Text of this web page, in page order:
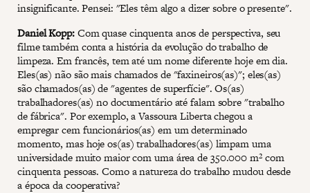
insignificante. Pensei: "Eles têm algo a dizer sobre o presente".
Daniel Kopp:Com quase cinquenta anos de perspectiva, seu
filme também conta a história da evolução do trabalho de
limpeza. Em francês, tem até um nome diferente hoje em dia.
Eles(as) não são mais chamados de "faxineiros(as)"; eles(as)
são chamados(as) de "agentes de superfície". Os(as)
trabalhadores(as) no documentário até falam sobre "trabalho
de fábrica". Por exemplo, a Vassoura Liberta chegou a
empregar cem funcionários(as) em um determinado
momento, mas hoje os(as) trabalhadores(as) limpam uma
universidade muito maior com uma área de 350.000 m² com
cinquenta pessoas. Como a natureza do trabalho mudou desde
a época da cooperativa?